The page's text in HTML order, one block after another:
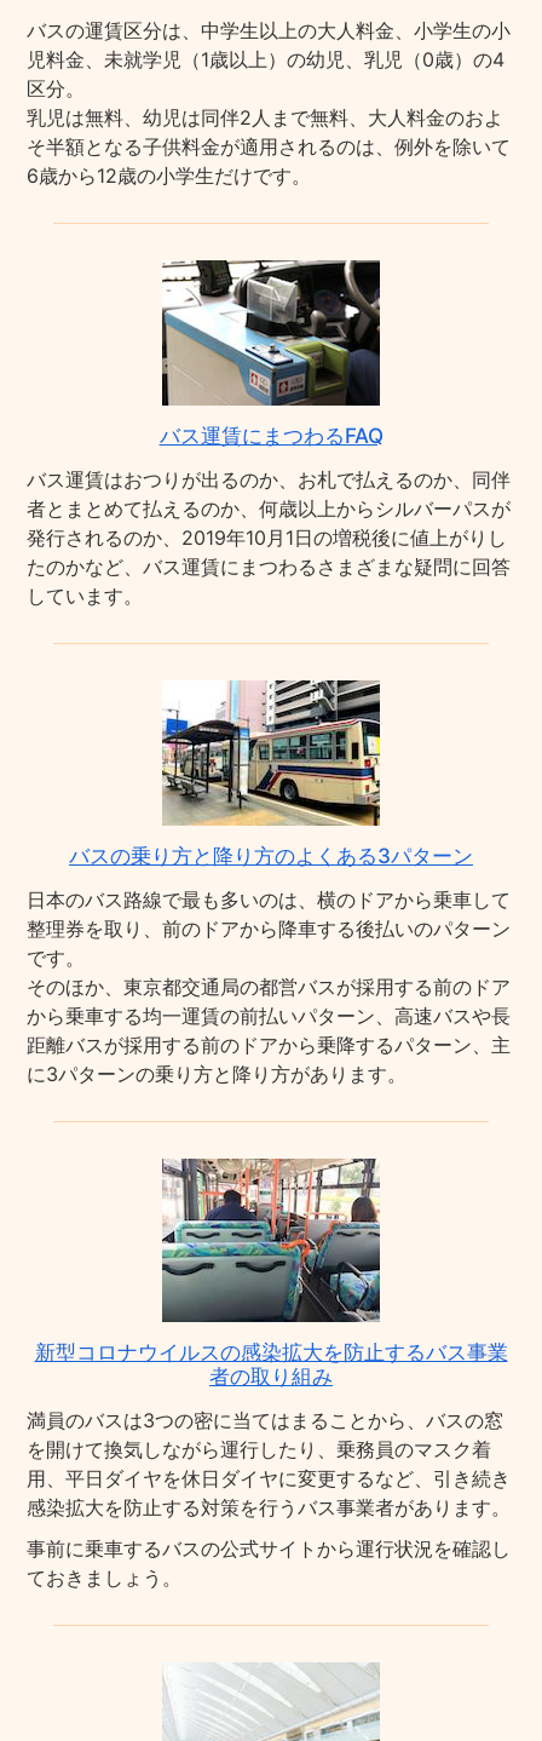
バスの運賃区分は、中学生以上の大人料金、小学生の小
児料金、未就学児（1歳以上）の幼児、乳児（0歳）の4
区分。
乳児は無料、幼児は同伴2人まで無料、大人料金のおよ
そ半額となる子供料金が適用されるのは、例外を除いて
6歳から12歳の小学生だけです。
バス運賃にまつわるFAQ
バス運賃はおつりが出るのか、お札で払えるのか、同伴
者とまとめて払えるのか、何歳以上からシルバーパスが
発行されるのか、2019年10月1日の増税後に値上がりし
たのかなど、バス運賃にまつわるさまざまな疑問に回答
しています。
バスの乗り方と降り方のよくある3パターン
日本のバス路線で最も多いのは、横のドアから乗車して
整理券を取り、前のドアから降車する後払いのパターン
です。
そのほか、東京都交通局の都営バスが採用する前のドア
から乗車する均一運賃の前払いパターン、高速バスや長
距離バスが採用する前のドアから乗降するパターン、主
に3パターンの乗り方と降り方があります。
新型コロナウイルスの感染拡大を防止するバス事業
者の取り組み
満員のバスは3つの密に当てはまることから、バスの窓
を開けて換気しながら運行したり、乗務員のマスク着
用、平日ダイヤを休日ダイヤに変更するなど、引き続き
感染拡大を防止する対策を行うバス事業者があります。
事前に乗車するバスの公式サイトから運行状況を確認し
ておきましょう。